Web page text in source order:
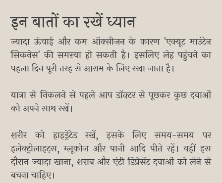
इन बातों का रखें ध्यान
ज्यादा ऊंचाई और कम ऑक्सीजन के कारण 'एक्यूट माउंटेन
सिकनेस' की समस्या हो सकती है। इसलिए लेह पहुंचने का
पहला दिन पूरी तरह से आराम के लिए रखा जाता है।
यात्रा से निकलने से पहले आप डॉक्टर से पूछकर कुछ दवाओं
को अपने साथ रखें।
शरीर को हाइड्रेटेड रखें, इसके लिए समय-समय पर
इलेक्ट्रोलाइट्स, ग्लूकोज और पानी आदि पीते रहें। वहीं इस
दौरान ज्यादा खाना, शराब और एंटी डिप्रेसेंट दवाओं को लेने से
बचना चाहिए।